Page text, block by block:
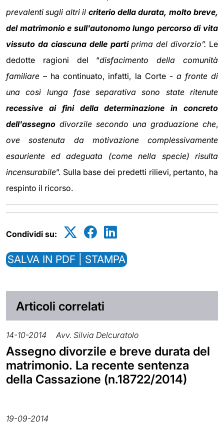
prevalenti sugli altri il criterio della durata, molto breve,
del matrimonio e sull'autonomo lungo percorso di vita
vissuto da ciascuna delle partiprima del divorzio”. Le
dedotte ragioni del “disfacimento della comunità
familiare – ha continuato, infatti, la Corte - a fronte di
una così lunga fase separativa sono state ritenute
recessive ai fini della determinazione in concreto
dell'assegno divorzile secondo una graduazione che,
ove sostenuta da motivazione complessivamente
esauriente ed adeguata (come nella specie) risulta
incensurabile”. Sulla base dei predetti rilievi, pertanto, ha
respinto il ricorso.
Condividi su:
SALVA IN PDF | STAMPA
Articoli correlati
14-10-2014 Avv. Silvia Delcuratolo
Assegno divorzile e breve durata del
matrimonio. La recente sentenza
della Cassazione (n.18722/2014)
19-09-2014